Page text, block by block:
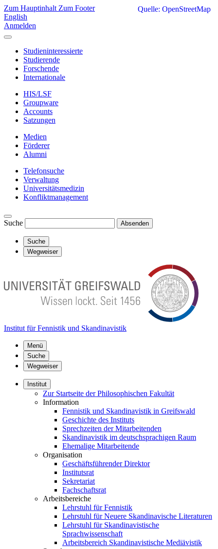
Zum Hauptinhalt Zum Footer
English
Anmelden
Studieninteressierte
Studierende
Forschende
Internationale
HIS/LSF
Groupware
Accounts
Satzungen
Medien
Förderer
Alumni
Telefonsuche
Verwaltung
Universitätsmedizin
Konfliktmanagement
Suche Absenden
Suche
Wegweiser
Institut für Fennistik und Skandinavistik
Menü
Suche
Wegweiser
Institut
Zur Startseite der Philosophischen Fakultät
Information
Fennistik und Skandinavistik in Greifswald
Geschichte des Instituts
Sprechzeiten der Mitarbeitenden
Skandinavistik im deutschsprachigen Raum
Ehemalige Mitarbeitende
Organisation
Geschäftsführender Direktor
Institutsrat
Sekretariat
Fachschaftsrat
Arbeitsbereiche
Lehrstuhl für Fennistik
Lehrstuhl für Neuere Skandinavische Literaturen
Lehrstuhl für Skandinavistische
Sprachwissenschaft
Arbeitsbereich Skandinavistische Mediävistik
Quelle: OpenStreetMap